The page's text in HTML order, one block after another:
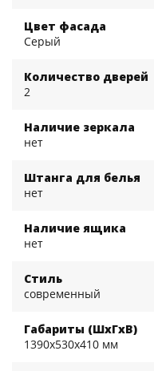
Цвет фасада
Серый
Количество дверей
2
Наличие зеркала
нет
Штанга для белья
нет
Наличие ящика
нет
Стиль
современный
Габариты (ШхГхВ)
1390x530x410 мм